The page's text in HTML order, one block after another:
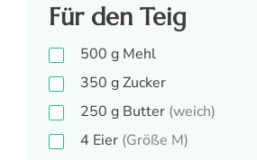
Für den Teig
500 g Mehl
350 gZucker
250 g Butter (weich)
4 Eier (Größe M)